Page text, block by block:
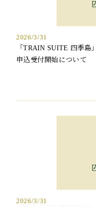
2026/3/31
「TRAIN SUITE 四季島
申込受付開始について
2026/3/31